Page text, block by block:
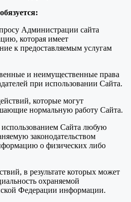
Администрации сайта
которая имеет
к предоставляемым услугам
и неимущественные права
при использовании Сайта.
которые могут
нормальную работу Сайта.
использованием Сайта любую
законодательством
о физических либо
в результате которых может
охраняемой
Федерации информации.